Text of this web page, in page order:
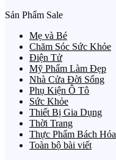
Sản Phẩm Sale
Mẹ và Bé
Chăm Sóc Sức Khỏe
Điện Tử
Mỹ Phẩm Làm Đẹp
Nhà Cửa Đời Sống
Phụ Kiện Ô Tô
Sức Khỏe
Thiết Bị Gia Dụng
Thời Trang
Thực Phẩm Bách Hóa
Toàn bộ bài viết